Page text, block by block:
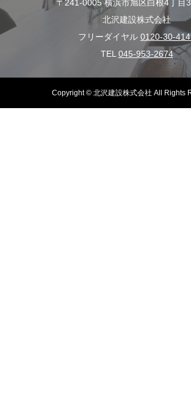
〒241-0005 横浜市旭区白根4丁目
北沢建設株式会社
フリーダイヤル 0120-30-
TEL 045-953-2674
Copyright © 北沢建設株式会社 All Rights